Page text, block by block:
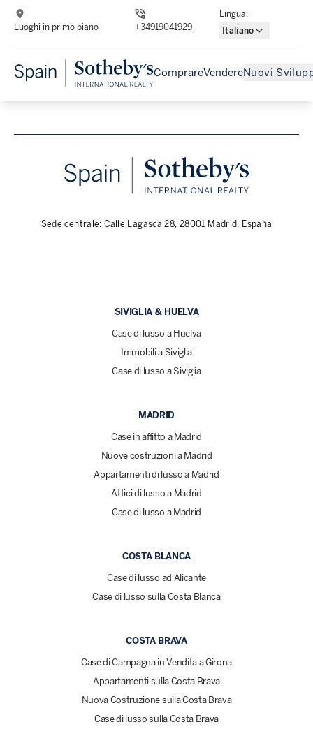
Luoghi in primo piano +34919041929
Lingua:
Italiano
ComprareVendereNuovi
Sede centrale: Calle Lagasca 28, 28001 Madrid, España
SIVIGLIA & HUELVA
Case di lusso a Huelva
Immobili a Siviglia
Case di lusso a Siviglia
MADRID
Case in affitto a Madrid
Nuove costruzioni a Madrid
Appartamenti di lusso a Madrid
Attici di lusso a Madrid
Case di lusso a Madrid
COSTA BLANCA
Case di lusso ad Alicante
Case di lusso sulla Costa Blanca
COSTA BRAVA
Case di Campagna in Vendita a Girona
Appartamenti sulla Costa Brava
Nuova Costruzione sulla Costa Brava
Case di lusso sulla Costa Brava